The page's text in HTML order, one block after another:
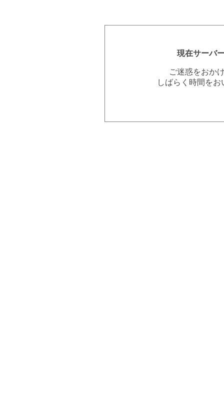
現在サーバ
ご迷惑をおか
しばらく時間を